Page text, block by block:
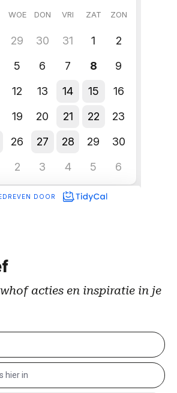
acties en inspiratie in je